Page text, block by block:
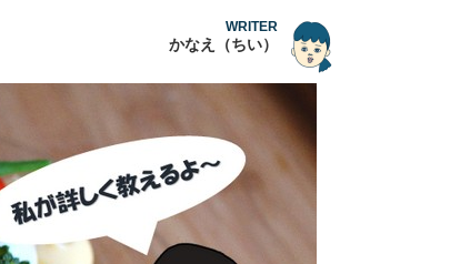
WRITER
かなえ（ちい）